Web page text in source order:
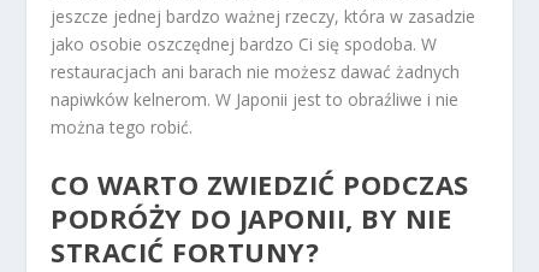
jeszcze jednej bardzo ważnej rzeczy, która w zasadzie
jako osobie oszczędnej bardzo Ci się spodoba. W
restauracjach ani barach nie możesz dawać żadnych
napiwków kelnerom. W Japonii jest to obraźliwe i nie
można tego robić.
CO WARTO ZWIEDZIĆ PODCZAS
PODRÓŻY DO JAPONII, BY NIE
STRACIĆ FORTUNY?